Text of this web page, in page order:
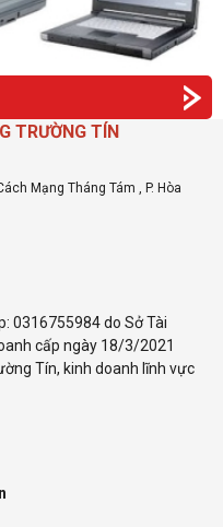
TRƯỜNG TÍN
Mạng Tháng Tám , P. Hòa
0316755984 do Sở Tài
cấp ngày 18/3/2021
Tín, kinh doanh lĩnh vực